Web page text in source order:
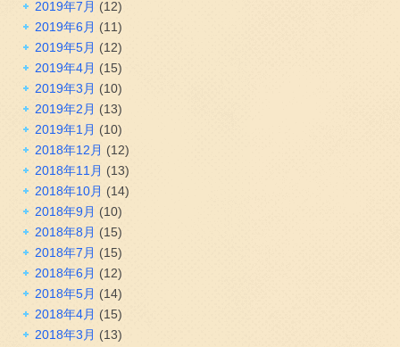
2019年7月 (12)
2019年6月 (11)
2019年5月 (12)
2019年4月 (15)
2019年3月 (10)
2019年2月 (13)
2019年1月 (10)
2018年12月 (12)
2018年11月 (13)
2018年10月 (14)
2018年9月 (10)
2018年8月 (15)
2018年7月 (15)
2018年6月 (12)
2018年5月 (14)
2018年4月 (15)
2018年3月 (13)